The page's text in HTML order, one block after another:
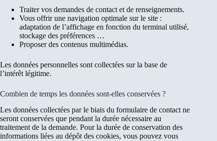
Traiter vos demandes de contact et de renseignements.
Vous offrir une navigation optimale sur le site :
adaptation de l’affichage en fonction du terminal utilisé,
stockage des préférences …
Proposer des contenus multimédias.
Les données personnelles sont collectées sur la base de
l’intérêt légitime.
Combien de temps les données sont-elles conservées ?
Les données collectées par le biais du formulaire de contact ne
seront conservées que pendant la durée nécessaire au
traitement de la demande. Pour la durée de conservation des
informations liées au dépôt des cookies, vous pouvez vous